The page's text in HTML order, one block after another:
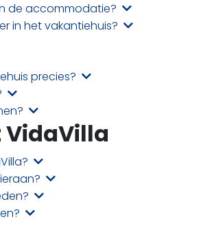
de accommodatie?
in het vakantiehuis?
precies?
VidaVilla